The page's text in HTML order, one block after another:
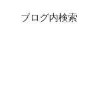
ブログ内検索